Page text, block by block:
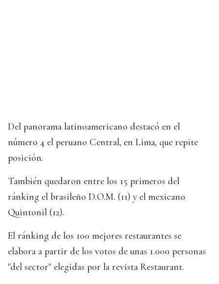
Del panorama latinoamericano destacó en el
número 4 el peruano Central, en Lima, que repite
posición.
También quedaron entre los 15 primeros del
ránking el brasileño D.O.M. (11) y el mexicano
Quintonil (12).
El ránking de los 100 mejores restaurantes se
elabora a partir de los votos de unas 1.000 personas
"del sector" elegidas por la revista Restaurant.